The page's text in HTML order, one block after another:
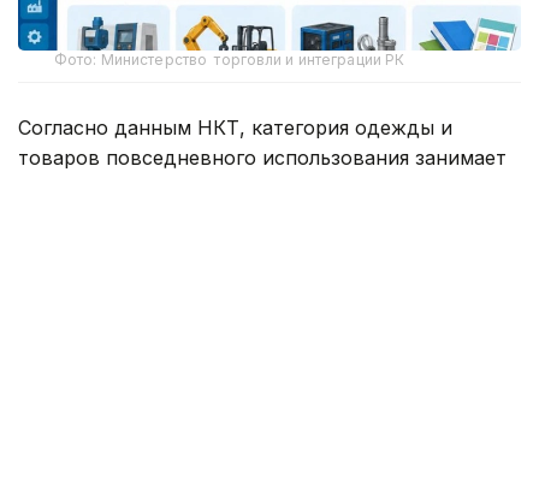
Фото: Министерство торговли и интеграции РК
Согласно данным НКТ, категория одежды и
товаров повседневного использования занимает